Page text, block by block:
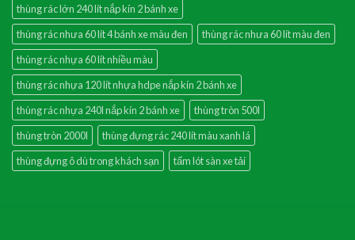
thùng rác lớn 240 lít nắp kín 2 bánh xe
thùng rác nhưa 60 lít 4 bánh xe màu đen
thùng rác nhưa 60 lít màu đen
thùng rác nhựa 60 lít nhiều màu
thùng rác nhựa 120 lít nhựa hdpe nắp kín 2 bánh xe
thùng rác nhựa 240l nắp kín 2 bánh xe
thùng tròn 500l
thùng tròn 2000l
thùng đựng rác 240 lít màu xanh lá
thùng đựng ô dù trong khách sạn
tấm lót sàn xe tải